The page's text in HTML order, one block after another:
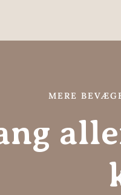
MERE